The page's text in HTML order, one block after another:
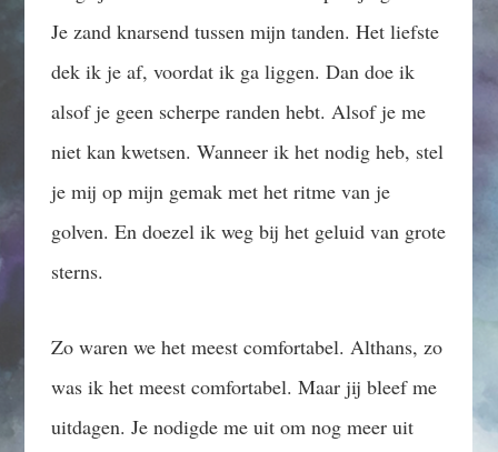
Je zand knarsend tussen mijn tanden. Het liefste
dek ik je af, voordat ik ga liggen. Dan doe ik
alsof je geen scherpe randen hebt. Alsof je me
niet kan kwetsen. Wanneer ik het nodig heb, stel
je mij op mijn gemak met het ritme van je
golven. En doezel ik weg bij het geluid van grote
sterns.
Zo waren we het meest comfortabel. Althans, zo
was ik het meest comfortabel. Maar jij bleef me
uitdagen. Je nodigde me uit om nog meer uit